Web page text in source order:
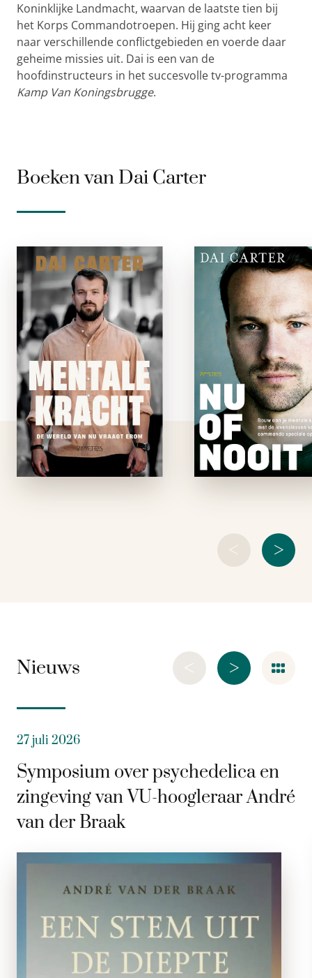
Koninklijke Landmacht, waarvan de laatste tien bij
het Korps Commandotroepen. Hij ging acht keer
naar verschillende conflictgebieden en voerde daar
geheime missies uit. Dai is een van de
hoofdinstructeurs in het succesvolle tv-programma
Kamp Van Koningsbrugge.
Boeken van Dai Carter
< >
Mentale kracht
gebonden
De grote uitdagingen
van deze tijd vragen
om veerkracht en
weerbaarheid. Dai
Carter, voormalig
commando speciale
operaties en bekend
van tv, stelt dat
veerkracht en
weerbaarheid
belangrijker zijn dan
Nu of
paperback
Wij opereren altijd
het diepste
En moeten fysiek
mentaal
zijn op de
extreme
Nu of nooit.Het
zijn de Special
van
Nieuws >
<
27 juli 2026
Symposium over psychedelica en
zingeving van VU-hoogleraar André
van der Braak